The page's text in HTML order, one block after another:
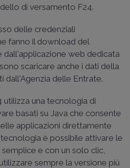
di versamento F24.
delle credenziali
fanno il download del
web dedicata
scaricare anche i dati della
dall'Agenzia delle Entrate.
utilizza una tecnologia di
basati su Java che consente
applicazioni direttamente
è possibile attivare le
e con un solo clic,
sempre la versione più